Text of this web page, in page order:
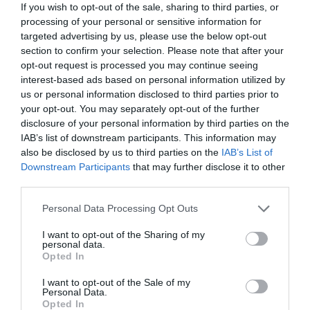
If you wish to opt-out of the sale, sharing to third parties, or
processing of your personal or sensitive information for
targeted advertising by us, please use the below opt-out
section to confirm your selection. Please note that after your
opt-out request is processed you may continue seeing
interest-based ads based on personal information utilized by
us or personal information disclosed to third parties prior to
your opt-out. You may separately opt-out of the further
disclosure of your personal information by third parties on the
IAB’s list of downstream participants. This information may
also be disclosed by us to third parties on the IAB’s List of
Downstream Participants that may further disclose it to other
Personal Data Processing Opt Outs
I want to opt-out of the Sharing of my
personal data.
Opted In
I want to opt-out of the Sale of my
Personal Data.
Opted In
aggravant associés a d autres . ( choix de trajectoire au
travers d une zone très active foyer orageux haute altitude
malfonctions des sondes )
RÉPONDRE
Justin Faira commenté :
8 mars 2021 - 9 h 03
min
” A cet instant la situation est bien dégradée!”
Et très difficile à analyser pour le CDB, qui n’a eu
arrivée au poste…
RÉPONDRE
Max1a commenté :
8 mars 2021 - 10 h 07 min
Bonne lecture